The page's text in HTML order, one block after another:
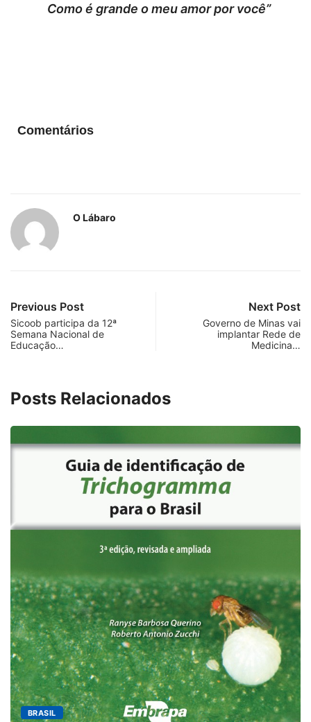
Como é grande o meu amor por você”
Comentários
O Lábaro
Previous Post
Sicoob participa da 12ª
Semana Nacional de
Educação…
Next Post
Governo de Minas vai
implantar Rede de
Medicina…
Posts Relacionados
BRASIL